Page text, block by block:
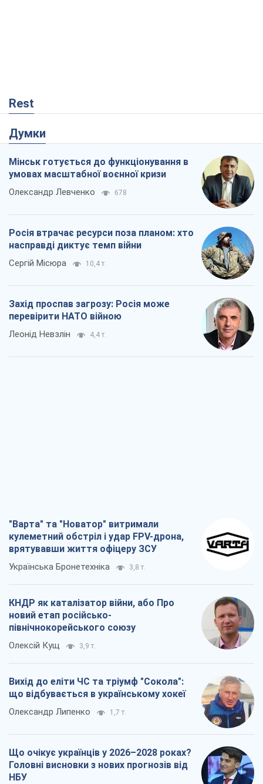
Rest
Думки
Мінськ готується до функціонування в
умовах масштабної воєнної кризи
Олександр Левченко 678
Росія втрачає ресурси поза планом: хто
насправді диктує темп війни
Сергій Місюра 10,4 т.
Захід проспав загрозу: Росія може
перевірити НАТО війною
Леонід Невзлін 4,4 т.
"Варта" та "Новатор" витримали
кулеметний обстріл і удар FPV-дрона,
врятувавши життя офіцеру ЗСУ
Українська Бронетехніка 3,8 т.
КНДР як каталізатор війни, або Про
новий етап російсько-
північнокорейського союзу
Олексій Кущ 3,9 т.
Вихід до еліти ЧС та тріумф "Сокола":
що відбувається в українському хокеї
Олександр Липенко 1,7 т.
Що очікує українців у 2026–2028 роках?
Головні висновки з нових прогнозів від
НБУ